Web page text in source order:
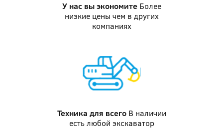
У нас выэкономите Более
низкие цены чем в других
компаниях
Техника для всего В наличии
есть любой экскаватор